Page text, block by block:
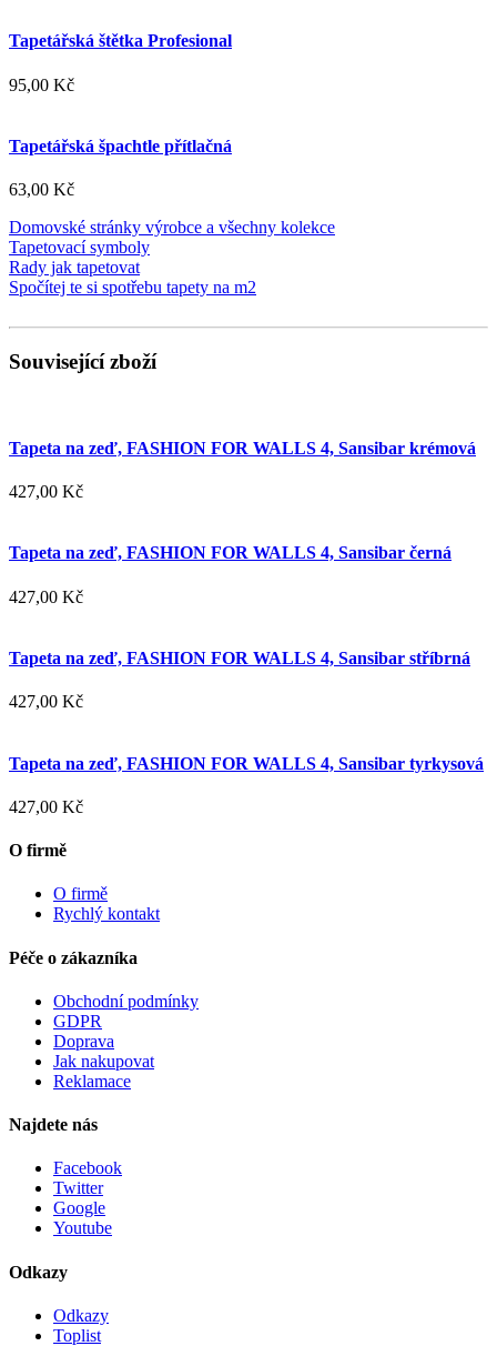
Tapetářská štětka Profesional
95,00 Kč
Tapetářská špachtle přítlačná
63,00 Kč
Domovské stránky výrobce a všechny kolekce
Tapetovací symboly
Rady jak tapetovat
Spočítej te si spotřebu tapety na m2
Související zboží
Tapeta na zeď, FASHION FOR WALLS 4, Sansibar krémová
427,00 Kč
Tapeta na zeď, FASHION FOR WALLS 4, Sansibar černá
427,00 Kč
Tapeta na zeď, FASHION FOR WALLS 4, Sansibar stříbrná
427,00 Kč
Tapeta na zeď, FASHION FOR WALLS 4, Sansibar tyrkysová
427,00 Kč
O firmě
O firmě
Rychlý kontakt
Péče o zákazníka
Obchodní podmínky
GDPR
Doprava
Jak nakupovat
Reklamace
Najdete nás
Facebook
Twitter
Google
Youtube
Odkazy
Odkazy
Toplist